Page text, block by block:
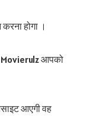
होगा ।
Movierulz आपको
आएगी वह